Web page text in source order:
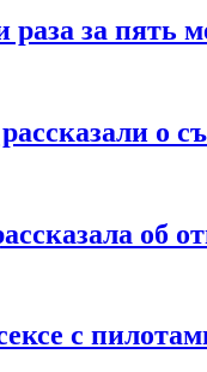
за пять
о
об
с